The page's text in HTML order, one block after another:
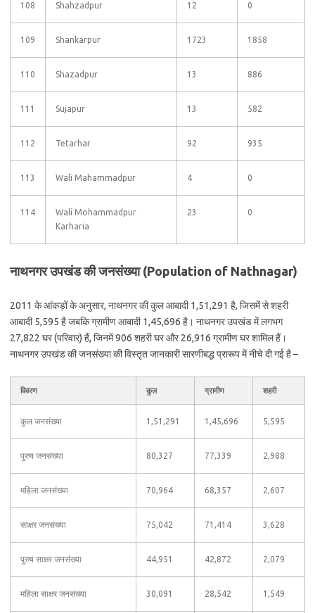
108 Shahzadpur 12 0
109 Shankarpur 1723 1858
110 Shazadpur 13 886
111 Sujapur 13 582
112 Tetarhar 92 935
113 Wali Mahammadpur 4 0
114
Wali Mohammadpur
Karharia
23 0
नाथनगर उपखंड की जनसंख्या (Population of Nathnagar)
2011 के आंकड़ों के अनुसार, नाथनगर की कुल आबादी 1,51,291 है, जिसमें से शहरी
आबादी 5,595 है जबकि ग्रामीण आबादी 1,45,696 है। नाथनगर उपखंड में लगभग
27,822 घर (परिवार) हैं, जिनमें 906 शहरी घर और 26,916 ग्रामीण घर शामिल हैं।
नाथनगर उपखंड की जनसंख्या की विस्तृत जानकारी सारणीबद्ध प्रारूप में नीचे दी गई है –
विवरण कुल ग्रामीण शहरी
कुल जनसंख्या 1,51,291 1,45,696 5,595
पुरुष जनसंख्या 80,327 77,339 2,988
महिला जनसंख्या 70,964 68,357 2,607
साक्षर जनसंख्या 75,042 71,414 3,628
पुरुष साक्षर जनसंख्या 44,951 42,872 2,079
महिला साक्षर जनसंख्या 30,091 28,542 1,549